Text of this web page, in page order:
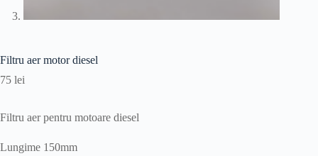
Filtru aer motor diesel
75 lei
Filtru aer pentru motoare diesel
Lungime 150mm